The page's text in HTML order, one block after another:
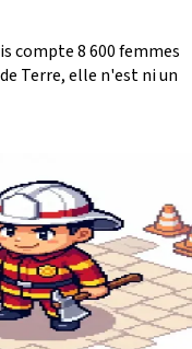
compte 8 600 femmes
Terre, elle n'est ni un